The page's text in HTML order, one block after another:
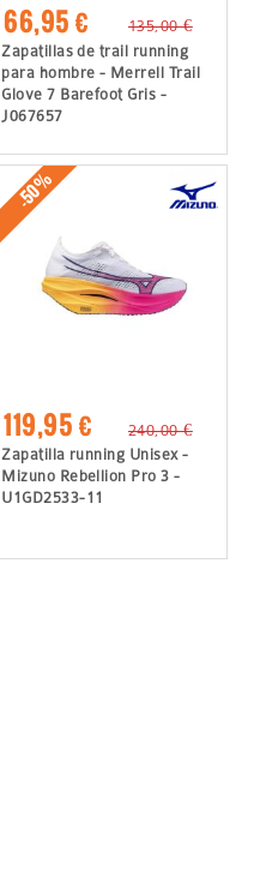
66,95 €
135,00 €
Zapatillas de trail running
para hombre - Merrell Trail
Glove 7 Barefoot Gris -
J067657
-50%
119,95 €
240,00 €
Zapatilla running Unisex -
Mizuno Rebellion Pro 3 -
U1GD2533-11